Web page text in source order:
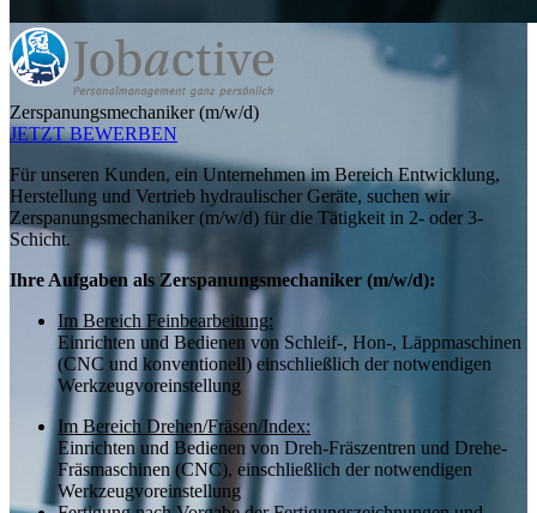
Zerspanungsmechaniker (m/w/d)
JETZT BEWERBEN
Für unseren Kunden, ein Unternehmen im Bereich Entwicklung,
Herstellung und Vertrieb hydraulischer Geräte, suchen wir
Zerspanungsmechaniker (m/w/d) für die Tätigkeit in 2- oder 3-
Schicht.
Ihre Aufgaben als Zerspanungsmechaniker (m/w/d):
Im Bereich Feinbearbeitung:
Ein­richten und Bedienen von Schleif-, Hon-, Läpp­maschinen
(CNC und konven­tionell) ein­schließlich der not­wendigen
Werk­zeug­vorein­stellung
Im Bereich Drehen/Fräsen/Index:
Einrichten und Bedienen von Dreh-Fräszentren und Drehe-
Fräsmaschinen (CNC), einschließlich der notwendigen
Werkzeugvoreinstellung